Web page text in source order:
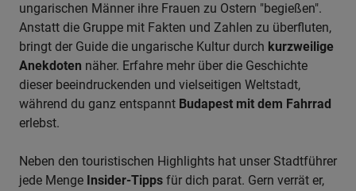
ungarischen Männer ihre Frauen zu Ostern "begießen".
Anstatt die Gruppe mit Fakten und Zahlen zu überfluten,
bringt der Guide die ungarische Kultur durch kurzweilige
Anekdoten näher. Erfahre mehr über die Geschichte
dieser beeindruckenden und vielseitigen Weltstadt,
während du ganz entspannt Budapest mit dem Fahrrad
erlebst.
Neben den touristischen Highlights hat unser Stadtführer
jede Menge Insider-Tipps für dich parat. Gern verrät er,